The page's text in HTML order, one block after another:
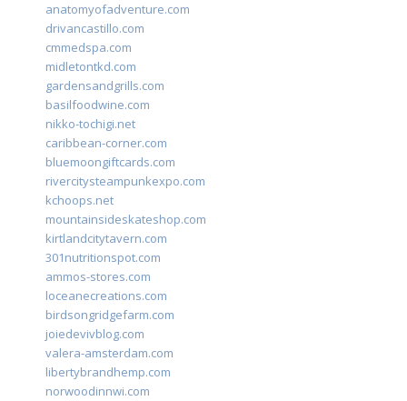
anatomyofadventure.com
drivancastillo.com
cmmedspa.com
midletontkd.com
gardensandgrills.com
basilfoodwine.com
nikko-tochigi.net
caribbean-corner.com
bluemoongiftcards.com
rivercitysteampunkexpo.com
kchoops.net
mountainsideskateshop.com
kirtlandcitytavern.com
301nutritionspot.com
ammos-stores.com
loceanecreations.com
birdsongridgefarm.com
joiedevivblog.com
valera-amsterdam.com
libertybrandhemp.com
norwoodinnwi.com